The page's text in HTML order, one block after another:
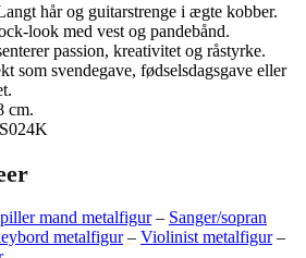
hår og guitarstrenge i ægte kobber.
look med vest og pandebånd.
passion, kreativitet og råstyrke.
som svendegave, fødselsdagsgave eller
cm.
mand metalfigur– Sanger/sopran
metalfigur– Violinist metalfigur–